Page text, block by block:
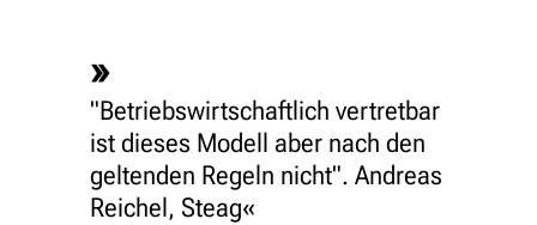
"Betriebswirtschaftlich vertretbar
ist dieses Modell aber nach den
geltenden Regeln nicht". Andreas
Reichel, Steag